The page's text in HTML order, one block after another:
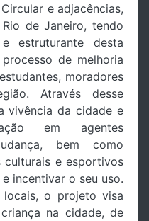
e adjacências,
de Janeiro, tendo
estruturante desta
de melhoria
moradores
Através desse
vivência da cidade e
em agentes
bem como
culturais e esportivos
incentivar o seu uso.
locais, o projeto visa
na cidade, de